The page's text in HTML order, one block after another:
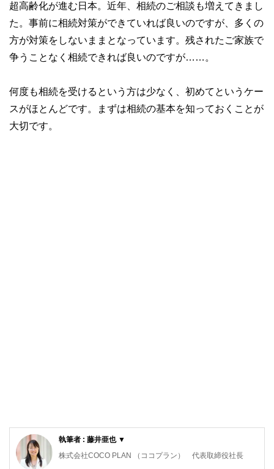
超高齢化が進む日本。近年、相続のご相談も増えてきまし
た。事前に相続対策ができていれば良いのですが、多くの
方が対策をしないままとなっています。残されたご家族で
争うことなく相続できれば良いのですが……。
何度も相続を受けるという方は少なく、初めてというケー
スがほとんどです。まずは相続の基本を知っておくことが
大切です。
執筆者 : 藤井亜也 ▼
株式会社COCO PLAN （ココプラン） 代表取締役社長